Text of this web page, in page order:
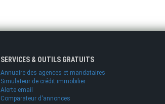
SERVICES & OUTILS GRATUITS
Annuaire des agences et mandataires
Simulateur de crédit immobilier
Alerte email
Comparateur d'annonces